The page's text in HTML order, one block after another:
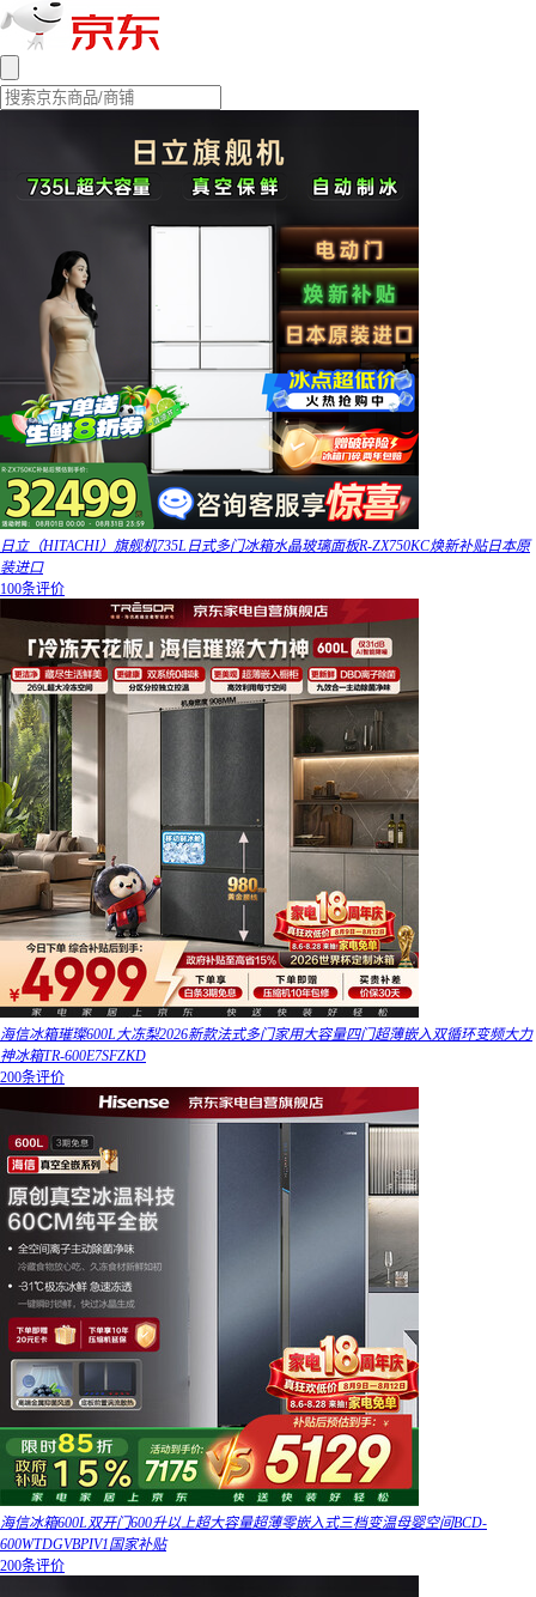
日立（HITACHI）旗舰机735L日式多门冰箱水晶玻璃面板R-ZX750KC焕新补贴日本原
装进口
100条评价
海信冰箱璀璨600L大冻梨2026新款法式多门家用大容量四门超薄嵌入双循环变频大力
神冰箱TR-600E7SFZKD
200条评价
海信冰箱600L双开门600升以上超大容量超薄零嵌入式三档变温母婴空间BCD-
600WTDGVBPIV1国家补贴
200条评价